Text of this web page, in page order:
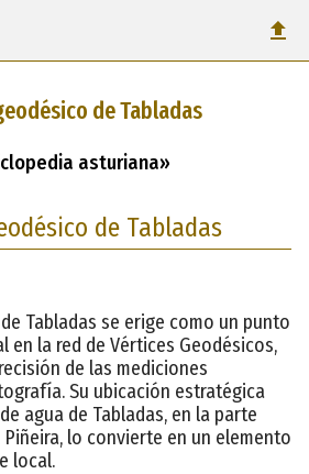
de Tabladas
asturiana»
de Tabladas
Tabladas se erige como un punto
en la red de Vértices Geodésicos,
de las mediciones
Su ubicación estratégica
agua de Tabladas, en la parte
lo convierte en un elemento
local.